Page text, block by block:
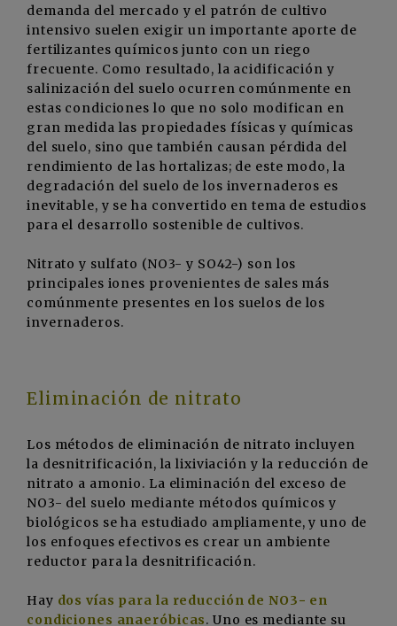
demanda del mercado y el patrón de cultivo
intensivo suelen exigir un importante aporte de
fertilizantes químicos junto con un riego
frecuente. Como resultado, la acidificación y
salinización del suelo ocurren comúnmente en
estas condiciones lo que no solo modifican en
gran medida las propiedades físicas y químicas
del suelo, sino que también causan pérdida del
rendimiento de las hortalizas; de este modo, la
degradación del suelo de los invernaderos es
inevitable, y se ha convertido en tema de estudios
para el desarrollo sostenible de cultivos.
Nitrato y sulfato (NO3- y SO42-) son los
principales iones provenientes de sales más
comúnmente presentes en los suelos de los
invernaderos.
Eliminación de nitrato
Los métodos de eliminación de nitrato incluyen
la desnitrificación, la lixiviación y la reducción de
nitrato a amonio. La eliminación del exceso de
NO3- del suelo mediante métodos químicos y
biológicos se ha estudiado ampliamente, y uno de
los enfoques efectivos es crear un ambiente
reductor para la desnitrificación.
Hay dos vías para la reducción de NO3− en
condiciones anaeróbicas. Uno es mediante su